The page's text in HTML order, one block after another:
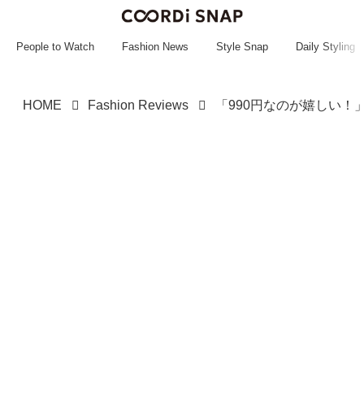
~~~~~~~~~~~
People to Watch Fashion News Style Snap Daily Styling
HOME Fashion Reviews